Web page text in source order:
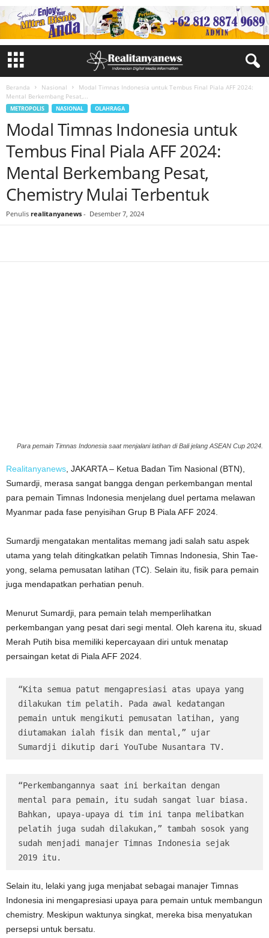
Beranda Nasional
Modal Timnas Indonesia untuk Tembus Final Piala AFF 2024:
Mental Berkembang Pesat,...
METROPOLIS NASIONAL OLAHRAGA
Modal Timnas Indonesia untuk
Tembus Final Piala AFF 2024:
Mental Berkembang Pesat,
Chemistry Mulai Terbentuk
Penulis realitanyanews - Desember 7, 2024
Para pemain Timnas Indonesia saat menjalani latihan di Bali jelang ASEAN Cup 2024.
Realitanyanews, JAKARTA – Ketua Badan Tim Nasional (BTN),
Sumardji, merasa sangat bangga dengan perkembangan mental
para pemain Timnas Indonesia menjelang duel pertama melawan
Myanmar pada fase penyisihan Grup B Piala AFF 2024.
Sumardji mengatakan mentalitas memang jadi salah satu aspek
utama yang telah ditingkatkan pelatih Timnas Indonesia, Shin Tae-
yong, selama pemusatan latihan (TC). Selain itu, fisik para pemain
juga mendapatkan perhatian penuh.
Menurut Sumardji, para pemain telah memperlihatkan
perkembangan yang pesat dari segi mental. Oleh karena itu, skuad
Merah Putih bisa memiliki kepercayaan diri untuk menatap
persaingan ketat di Piala AFF 2024.
“Kita semua patut mengapresiasi atas upaya yang
dilakukan tim pelatih. Pada awal kedatangan
pemain untuk mengikuti pemusatan latihan, yang
diutamakan ialah fisik dan mental,” ujar
Sumardji dikutip dari YouTube Nusantara TV.
“Perkembangannya saat ini berkaitan dengan
mental para pemain, itu sudah sangat luar biasa.
Bahkan, upaya-upaya di tim ini tanpa melibatkan
pelatih juga sudah dilakukan,” tambah sosok yang
sudah menjadi manajer Timnas Indonesia sejak
2019 itu.
Selain itu, lelaki yang juga menjabat sebagai manajer Timnas
Indonesia ini mengapresiasi upaya para pemain untuk membangun
chemistry. Meskipun waktunya singkat, mereka bisa menyatukan
persepsi untuk bersatu.